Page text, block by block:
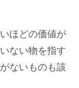
ほどの価値が
ない物を指す
ないものも該